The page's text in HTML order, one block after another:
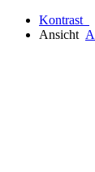
Kontrast
Ansicht A